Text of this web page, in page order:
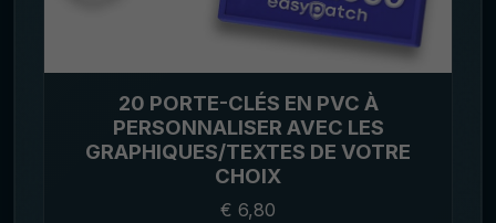
20 PORTE-CLÉS EN PVC À
PERSONNALISER AVEC LES
GRAPHIQUES/TEXTES DE VOTRE
CHOIX
€ 6,80